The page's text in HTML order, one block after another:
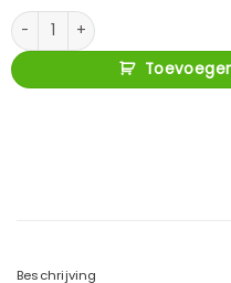
Eetkamerstoel Hadley stone
Beschrijving